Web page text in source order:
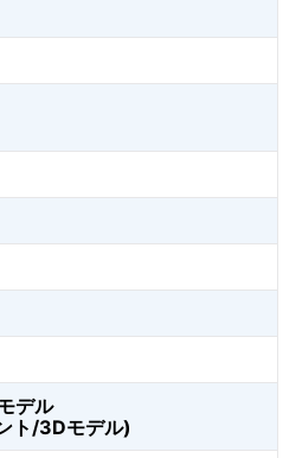
デル
ト/3Dモデル)